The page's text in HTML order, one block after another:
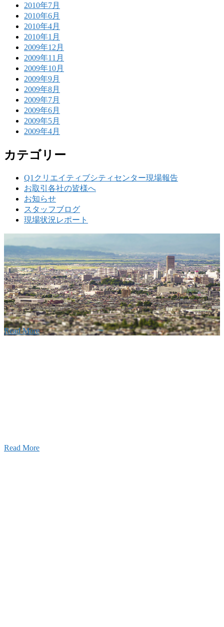
2010年7月
2010年6月
2010年4月
2010年1月
2009年12月
2009年11月
2009年10月
2009年9月
2009年8月
2009年7月
2009年6月
2009年5月
2009年4月
カテゴリー
Q1クリエイティブシティセンター現場報告
お取引各社の皆様へ
お知らせ
スタッフブログ
現場状況レポート
の歴史ある実績・建設技術と、旧カネフジハウス
利くフットワークが結びついた新しい建設会社で
Read More
Read More